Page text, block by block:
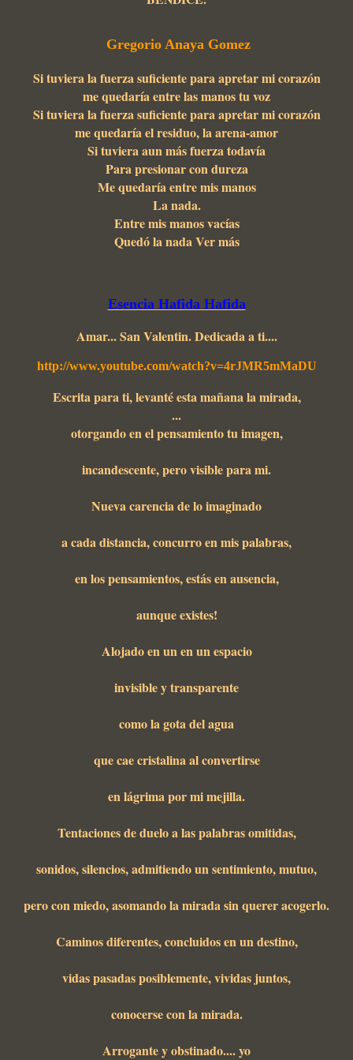
Gregorio Anaya Gomez
Si tuviera la fuerza suficiente para apretar mi corazón
me quedaría entre las manos tu voz
Si tuviera la fuerza suficiente para apretar mi corazón
me quedaría el residuo, la arena-amor
Si tuviera aun más fuerza todavía
Para presionar con dureza
Me quedaría entre mis manos
La nada.
Entre mis manos vacías
Quedó la nada Ver más
Esencia Hafida Hafida
Amar... San Valentin. Dedicada a ti....
http://www.youtube.com/watch?v=4rJMR5mMaDU
Escrita para ti, levanté esta mañana la mirada,
...
otorgando en el pensamiento tu imagen,
incandescente, pero visible para mi.
Nueva carencia de lo imaginado
a cada distancia, concurro en mis palabras,
en los pensamientos, estás en ausencia,
aunque existes!
Alojado en un en un espacio
invisible y transparente
como la gota del agua
que cae cristalina al convertirse
en lágrima por mi mejilla.
Tentaciones de duelo a las palabras omitidas,
sonidos, silencios, admitiendo un sentimiento, mutuo,
pero con miedo, asomando la mirada sin querer acogerlo.
Caminos diferentes, concluidos en un destino,
vidas pasadas posiblemente, vividas juntos,
conocerse con la mirada.
Arrogante y obstinado.... yo